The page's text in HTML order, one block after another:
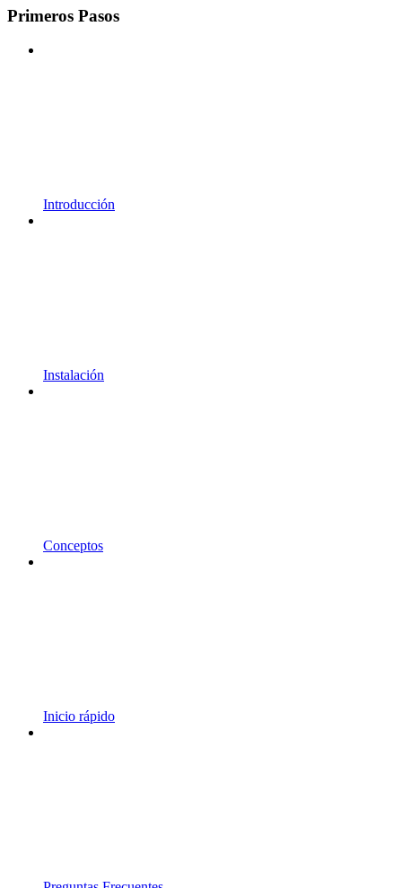
Primeros Pasos
Introducción
Instalación
Conceptos
Inicio rápido